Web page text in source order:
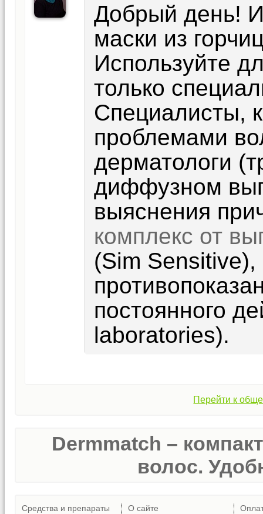
Добрый день!
маски из
Используйте
только
Специалисты,
проблемами
дерматологи
диффузном
выяснения
комплекс от
(Sim
постоянного
laboratories).
Перейти к
Dermmatch –
волос.
Средства и препараты
О сайте